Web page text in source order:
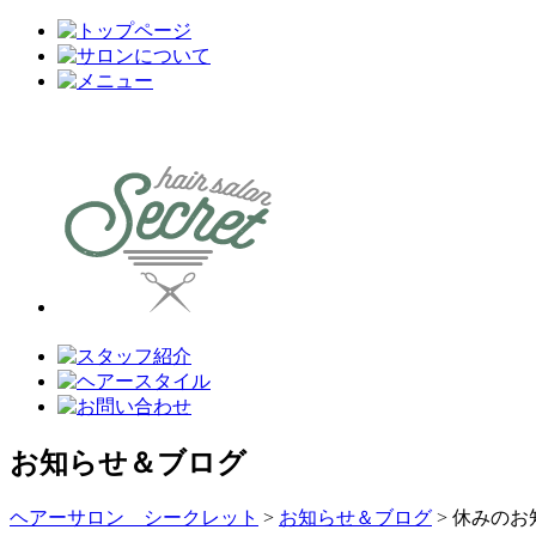
お知らせ＆ブログ
ヘアーサロン シークレット > お知らせ＆ブログ > 休みのお